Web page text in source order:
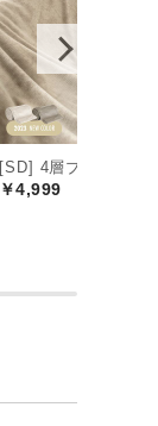
[SD] 4層ブランケット
￥4,999